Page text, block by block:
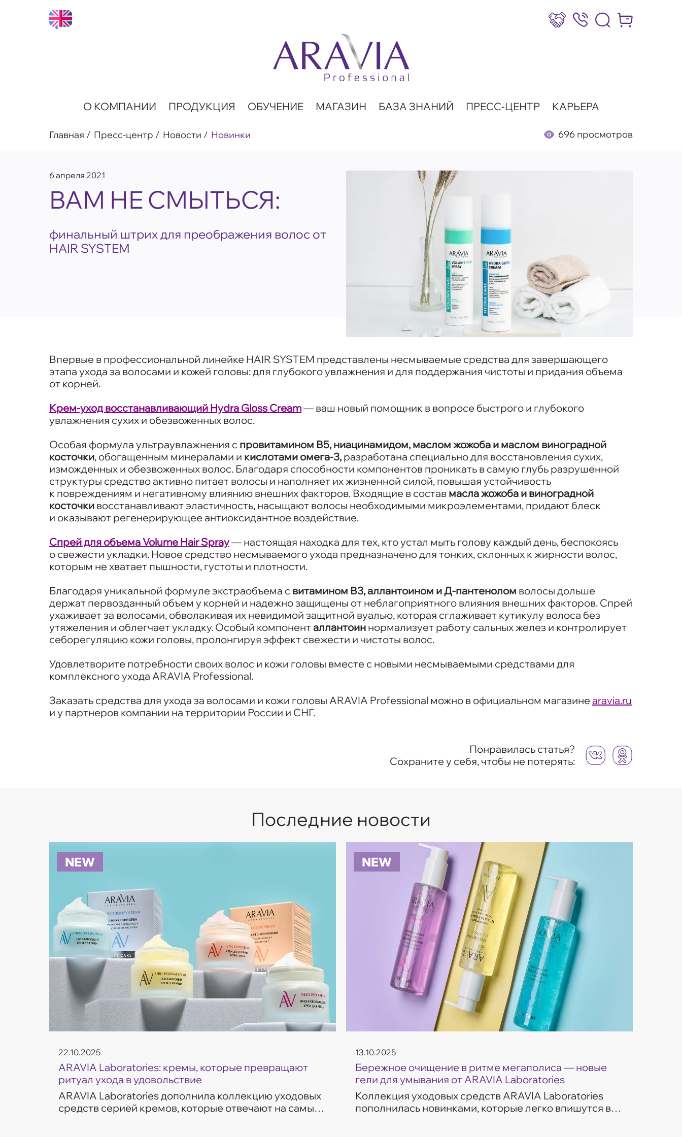
Сотрудничество
8 (800) 777-17-39
Интернет-
О КОМПАНИИ ПРОДУКЦИЯ ОБУЧЕНИЕ МАГАЗИН БАЗА ЗНАНИЙ ПРЕСС-ЦЕНТР КАРЬЕРА
Главная Пресс-центр Новости Новинки 696 просмотров
6 апреля 2021
ВАМ НЕ СМЫТЬСЯ:
финальный штрих для преображения волос от
HAIR SYSTEM
Впервые в профессиональной линейке HAIR SYSTEM представлены несмываемые средства для завершающего
этапа ухода за волосами и кожей головы: для глубокого увлажнения и для поддержания чистоты и придания объема
от корней.
Крем-уход восстанавливающий Hydra Gloss Cream— ваш новый помощник в вопросе быстрого и глубокого
увлажнения сухих и обезвоженных волос.
Особая формула ультраувлажнения с провитамином В5, ниацинамидом, маслом жожоба и маслом виноградной
косточки, обогащенным минералами и кислотами омега-3, разработана специально для восстановления сухих,
изможденных и обезвоженных волос. Благодаря способности компонентов проникать в самую глубь разрушенной
структуры средство активно питает волосы и наполняет их жизненной силой, повышая устойчивость
к повреждениям и негативному влиянию внешних факторов. Входящие в состав масла жожоба и виноградной
косточки восстанавливают эластичность, насыщают волосы необходимыми микроэлементами, придают блеск
и оказывают регенерирующее антиоксидантное воздействие.
Спрей для объема Volume Hair Spray— настоящая находка для тех, кто устал мыть голову каждый день, беспокоясь
о свежести укладки. Новое средство несмываемого ухода предназначено для тонких, склонных к жирности волос,
которым не хватает пышности, густоты и плотности.
Благодаря уникальной формуле экстраобъема с витамином В3, аллантоином и Д-пантенолом волосы дольше
держат первозданный объем у корней и надежно защищены от неблагоприятного влияния внешних факторов. Спрей
ухаживает за волосами, обволакивая их невидимой защитной вуалью, которая сглаживает кутикулу волоса без
утяжеления и облегчает укладку. Особый компоненталлантоин нормализует работу сальных желез и контролирует
себорегуляцию кожи головы, пролонгируя эффект свежести и чистоты волос.
Удовлетворите потребности своих волос и кожи головы вместе с новыми несмываемыми средствами для
комплексного ухода ARAVIA Professional.
Заказать средства для ухода за волосами и кожи головы ARAVIA Professional можно в официальном магазине aravia.ru
и у партнеров компании на территории России и СНГ.
Понравилась статья?
Сохраните у себя, чтобы не потерять:
Последние новости
NEW
22.10.2025
ARAVIA Laboratories: кремы, которые превращают
ритуал ухода в удовольствие
ARAVIA Laboratories дополнила коллекцию уходовых
средств серией кремов, которые отвечают на самые
NEW
13.10.2025
Бережное очищение в ритме мегаполиса — новые
гели для умывания от ARAVIA Laboratories
Коллекция уходовых средств ARAVIA Laboratories
пополнилась новинками, которые легко впишутся в